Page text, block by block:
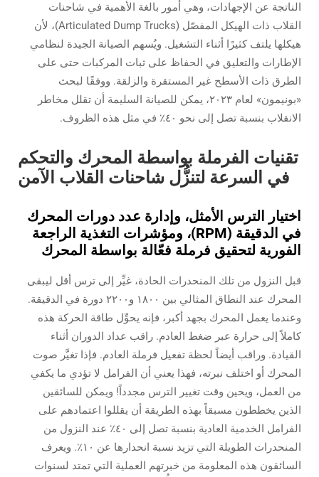
الناتجة عن الإجهادات، وهي أمور بالغة الأهمية في شاحنات
القلاب ذات الهيكل المفصّل (Articulated Dump Trucks)، لأن
هيكلها يلتف كثيرًا أثناء التشغيل. ويُسهم الصيانة الجيدة لنظامي
الإطارات والتعليق في الحفاظ على ثبات المركبات حتى على
الطرق ذات الأسطح غير المستقرة والزلقة. ووفقًا لبحث
«بونيمون» لعام ٢٠٢٣، يمكن للصيانة السليمة أن تقلل مخاطر
الانقلاب بنسبة تصل إلى نحو ٤٠٪ في مثل هذه الظروف.
تقنيات الفرملة بواسطة المحرك والتحكم
في السرعة لتنزُّل شاحنات القلاب الآمن
اختيار الترس الأمثل، وإدارة عدد دورات المحرك
في الدقيقة (RPM)، ومؤشرات التغذية الراجعة
الفورية لتحقيق فرملة فعّالة بواسطة المحرك
قبل النزول من تلك المنحدرات الحادة، غيِّر إلى ترس أقل ليبقى
المحرك عند النطاق المثالي بين ١٨٠٠ و٢٢٠٠ دورة في الدقيقة.
وعندما يعمل المحرك بجهد أكبر، فإنه يحوِّل طاقة الحركة هذه
كاملاً إلى حرارة عبر ضغط العادم. راقب عداد الدوران أثناء
القيادة. وراقب أيضاً لحظة تفعيل فرملة العادم. فإذا تغيَّر صوت
المحرك أو اختلف نبرته، فهذا يعني أن الفرامل لا تؤدي ما يكفي
من العمل، ويحين وقت تغيير الترس مجدداً! ويمكن للسائقين
الذين يخططون مسبقاً بهذه الطريقة أن يقللوا اعتمادهم على
الفرامل الخدمية العادية بنسبة تصل إلى ٤٠٪ عند النزول من
المنحدرات الطويلة التي تزيد نسبة انحدارها عن ١٠٪. ويعرف
السائقون هذه المعلومة من خبرتهم العملية التي تمتد لسنوات